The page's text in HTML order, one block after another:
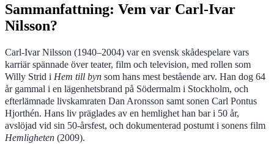
Sammanfattning: Vem var Carl-Ivar
Nilsson?
Carl-Ivar Nilsson (1940–2004) var en svensk skådespelare vars
karriär spännade över teater, film och television, med rollen som
Willy Strid i Hem till byn som hans mest bestående arv. Han dog 64
år gammal i en lägenhetsbrand på Södermalm i Stockholm, och
efterlämnade livskamraten Dan Aronsson samt sonen Carl Pontus
Hjorthén. Hans liv präglades av en hemlighet han bar i 50 år,
avslöjad vid sin 50-årsfest, och dokumenterad postumt i sonens film
Hemligheten (2009).